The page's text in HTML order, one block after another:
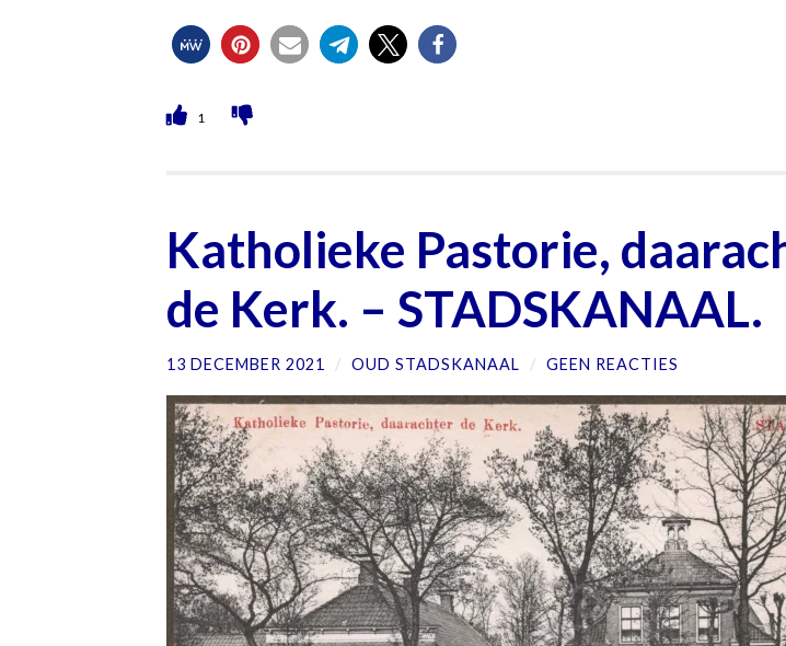
1
Katholieke Pastorie,
de Kerk. – STADSKANAAL.
13 DECEMBER 2021 / OUD STADSKANAAL / GEEN REACTIES